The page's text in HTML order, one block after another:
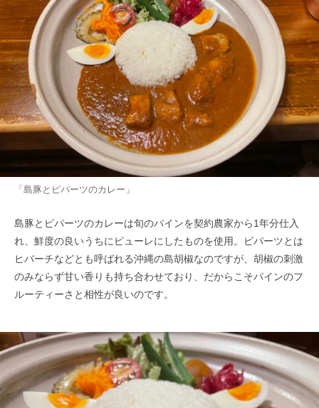
「島豚とピパーツのカレー」
島豚とピパーツのカレーは旬のパインを契約農家から1年分仕入
れ、鮮度の良いうちにピューレにしたものを使用。ピパーツとは
ヒバーチなどとも呼ばれる沖縄の島胡椒なのですが、胡椒の刺激
のみならず甘い香りも持ち合わせており、だからこそパインのフ
ルーティーさと相性が良いのです。